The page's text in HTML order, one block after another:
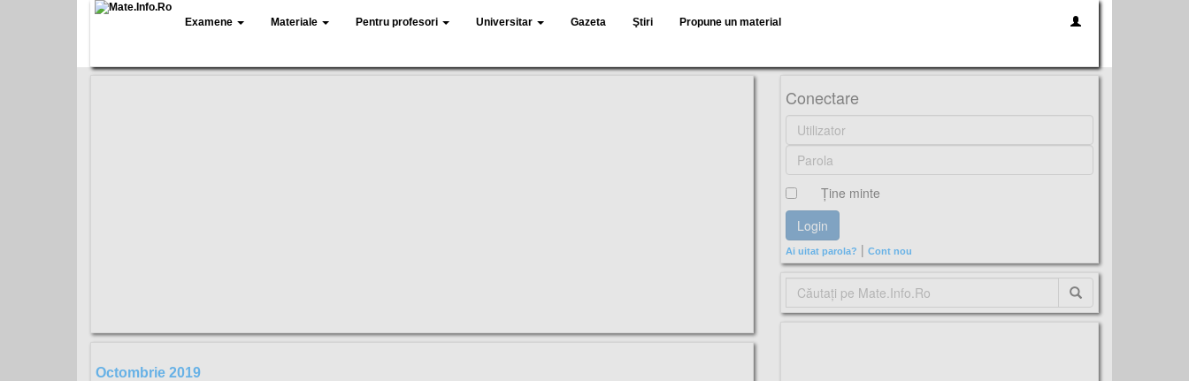
Examene Materiale Pentru profesori Universitar Gazeta Ştiri Propune un material
Octombrie 2019
Conectare
Ţine minte
Ai uitat parola? | Cont nou